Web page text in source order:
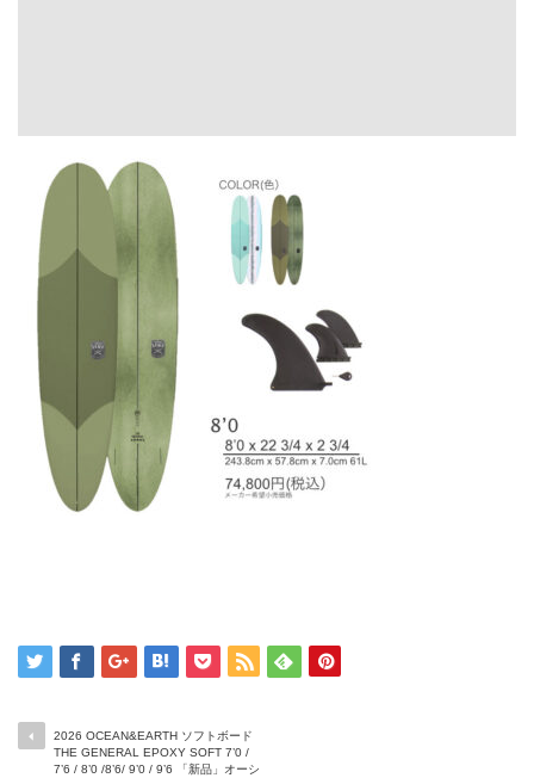
2026 OCEAN&EARTH ソフトボード
THE GENERAL EPOXY SOFT 7’0 /
7’6 / 8’0 /8’6/ 9’0 / 9’6 「新品」オーシ